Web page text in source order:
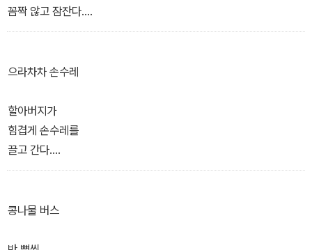
자분자분 들려준 시
잊어버리면 어쩌나
새잎처럼 시가
돋아났으면 좋겠습니다.
(하략)
2020년 환한 봄, 꽃우물 마을에서 차영미
꼼짝 않고 잠잔다.
일 하느라
으라차차 손수레
할아버지가
힘겹게 손수레를
끌고 간다.
섰다가
콩나물 버스